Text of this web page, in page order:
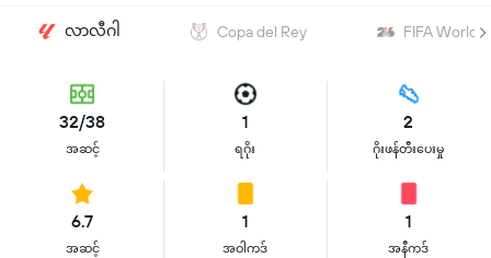
လာလီဂါ Copa del Rey FIFA World
32/38
အဆင့်
1
ရဂိုး
2
ဂိုးဖန်တီးပေးမှု
6.7
အဆင့်
1
အဝါကဒ်
1
အနီကဒ်